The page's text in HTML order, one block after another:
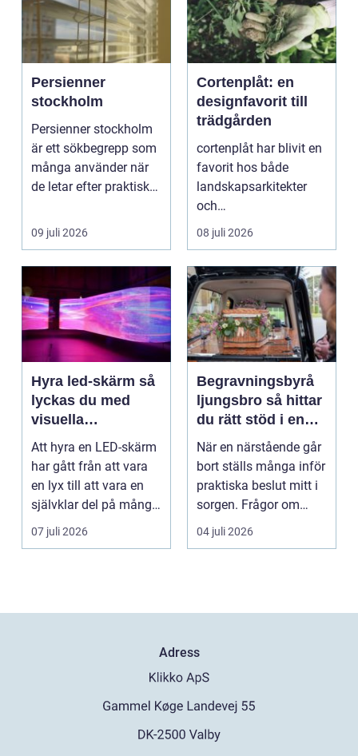
Persienner
stockholm
Persienner stockholm
är ett sökbegrepp som
många använder när
de letar efter praktiska
09 juli 2026
Cortenplåt: en
designfavorit till
trädgården
cortenplåt har blivit en
favorit hos både
landskapsarkitekter
och
trädgårdsentusiaster.
08 juli 2026
Hyra led-skärm så
lyckas du med
visuella
upplevelser på
event
Att hyra en LED-skärm
har gått från att vara
en lyx till att vara en
självklar del på många
event, m...
07 juli 2026
Begravningsbyrå
ljungsbro så hittar
du rätt stöd i en
svår tid
När en närstående går
bort ställs många inför
praktiska beslut mitt i
sorgen. Frågor om
ceremoni, ju...
04 juli 2026
Adress